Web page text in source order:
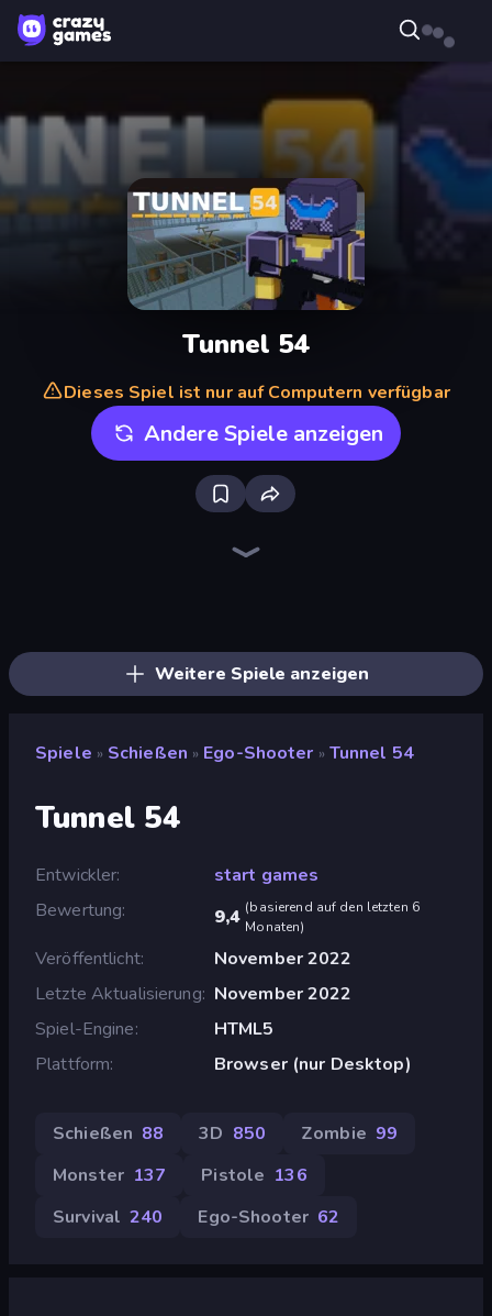
Tunnel 54
Dieses Spiel ist nur auf Computern verfügbar
Andere Spiele anzeigen
Weitere Spiele anzeigen
Spiele » Schießen » Ego-Shooter » Tunnel 54
Tunnel 54
Entwickler
start games
Bewertung
9,4 (basierend auf den letzten 6
Monaten)
Veröffentlicht
November 2022
Letzte Aktualisierung November 2022
Spiel-Engine
HTML5
Plattform
Browser (nur Desktop)
Schießen 88 3D 850 Zombie 99
Monster 137 Pistole 136
Survival 240 Ego-Shooter 62